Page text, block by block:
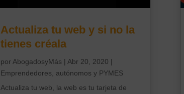
Actualiza tu web y si no la
tienes créala
por AbogadosyMás | Abr 20, 2020 |
Emprendedores, autónomos y PYMES
Actualiza tu web, la web es tu tarjeta de